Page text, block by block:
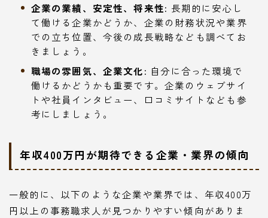
企業の業績、安定性、将来性: 長期的に安心し
て働ける企業かどうか、企業の財務状況や業界
での立ち位置、今後の成長戦略なども調べてお
きましょう。
職場の雰囲気、企業文化: 自分に合った環境で
働けるかどうかも重要です。企業のウェブサイ
トや社員インタビュー、口コミサイトなども参
考にしましょう。
年収400万円が期待できる企業・業界の傾向
一般的に、以下のような企業や業界では、年収400万
円以上の事務職求人が見つかりやすい傾向がありま